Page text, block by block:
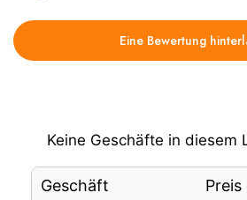
Eine Bewertung
Keine Geschäfte in diesem
Geschäft Preis